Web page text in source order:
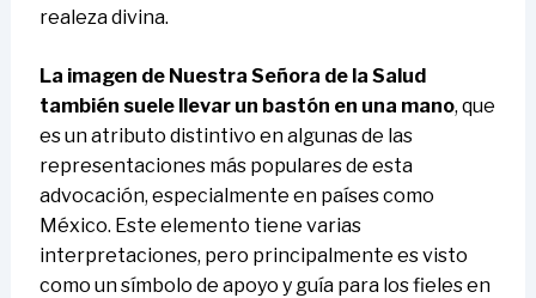
realeza divina.
La imagen de Nuestra Señora de la Salud
también suele llevar un bastón en una mano, que
es un atributo distintivo en algunas de las
representaciones más populares de esta
advocación, especialmente en países como
México. Este elemento tiene varias
interpretaciones, pero principalmente es visto
como un símbolo de apoyo y guía para los fieles en